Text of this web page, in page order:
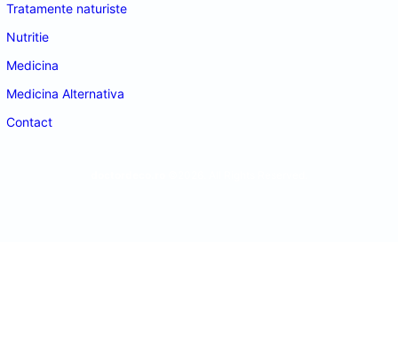
Tratamente naturiste
Nutritie
Medicina
Medicina Alternativa
Contact